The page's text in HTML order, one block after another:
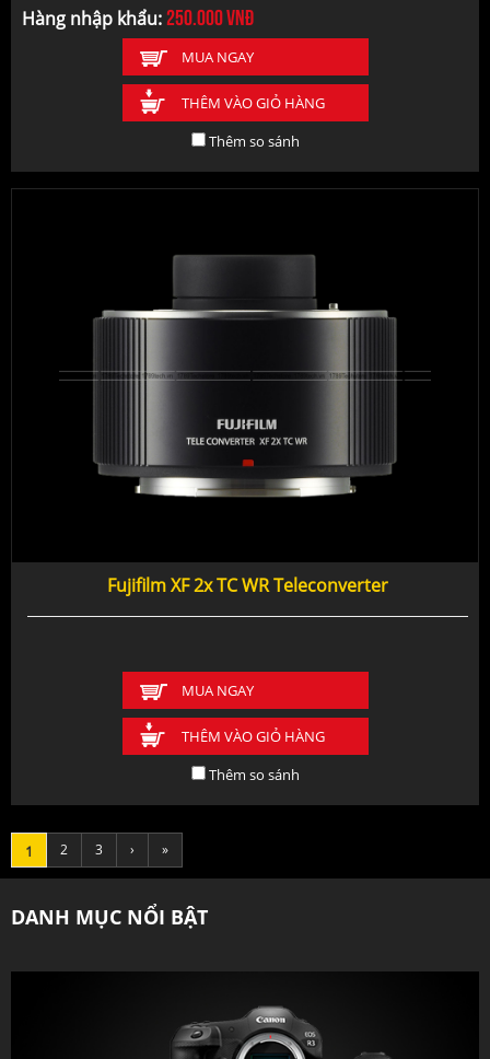
Hàng nhập khẩu:250.000vnđ
MUA NGAY
THÊM VÀO GIỎ HÀNG
Thêm so sánh
Fujifilm XF 2x TC WR Teleconverter
MUA NGAY
THÊM VÀO GIỎ HÀNG
Thêm so sánh
1 2 3 › »
DANH MỤC NỔI BẬT